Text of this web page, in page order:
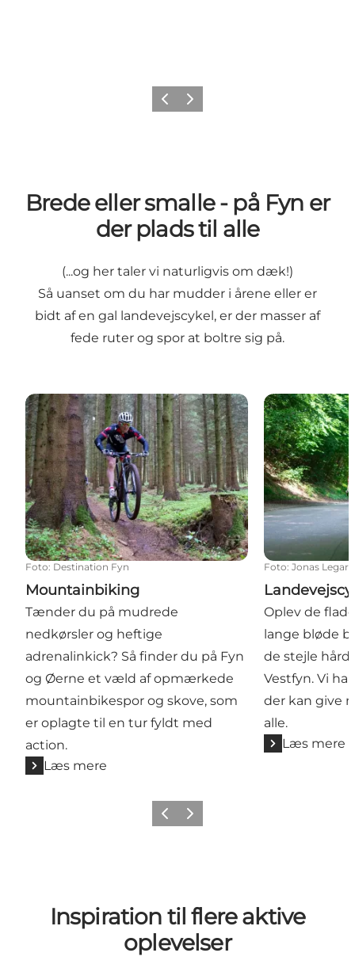
ForrigeNæste
Brede eller smalle - på Fyn er
der plads til alle
(...og her taler vi naturligvis om dæk!)
Så uanset om du har mudder i årene eller er
bidt af en gal landevejscykel, er der masser af
fede ruter og spor at boltre sig på.
Mountainbiking
Foto: Destination Fyn
Mountainbiking
Tænder du på mudrede
nedkørsler og heftige
adrenalinkick? Så finder du på Fyn
og Øerne et væld af opmærkede
mountainbikespor og skove, som
er oplagte til en tur fyldt med
action.
Læs mere
Foto: Jonas
Oplev de
lange bløde
de stejle
Vestfyn. Vi
der kan give
alle.
Læs mere
ForrigeNæste
Inspiration til flere aktive
oplevelser